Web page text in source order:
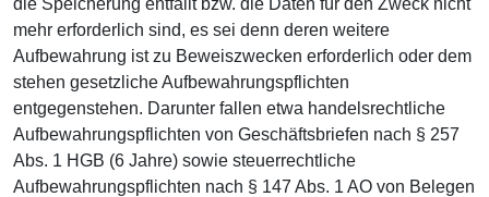
die Speicherung entfällt bzw. die Daten für den Zweck nicht
mehr erforderlich sind, es sei denn deren weitere
Aufbewahrung ist zu Beweiszwecken erforderlich oder dem
stehen gesetzliche Aufbewahrungspflichten
entgegenstehen. Darunter fallen etwa handelsrechtliche
Aufbewahrungspflichten von Geschäftsbriefen nach § 257
Abs. 1 HGB (6 Jahre) sowie steuerrechtliche
Aufbewahrungspflichten nach § 147 Abs. 1 AO von Belegen